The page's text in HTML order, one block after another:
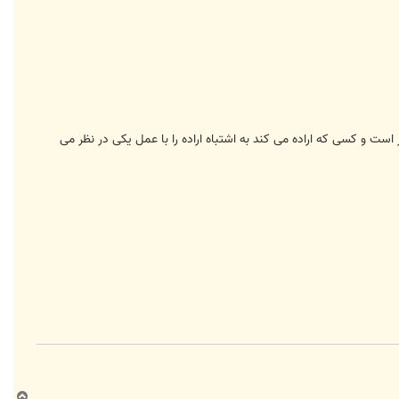
و کسی که اراده می کند به اشتباه اراده را با عمل یکی در نظر می